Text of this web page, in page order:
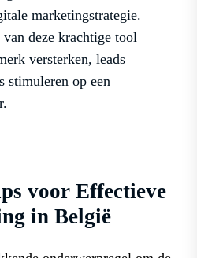
marketingstrategie.
deze krachtige tool
versterken, leads
stimuleren op een
voor Effectieve
in België